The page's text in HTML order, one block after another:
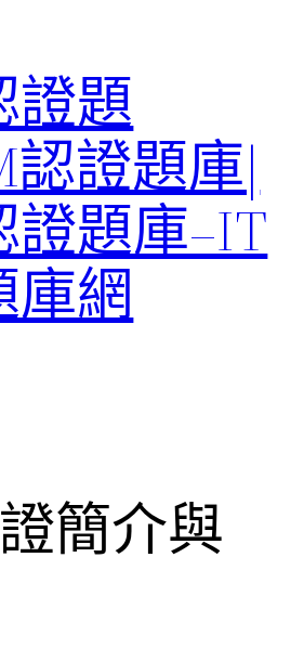
證題
認證題庫|
證題庫–IT
庫網
簡介與